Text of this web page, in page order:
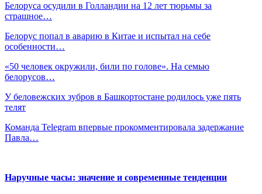
Белоруса осудили в Голландии на 12 лет тюрьмы за
страшное…
Белорус попал в аварию в Китае и испытал на себе
особенности…
«50 человек окружили, били по голове». На семью
белорусов…
У беловежских зубров в Башкортостане родилось уже пять
телят
Команда Telegram впервые прокомментировала задержание
Павла…
Наручные часы: значение и современные тенденции